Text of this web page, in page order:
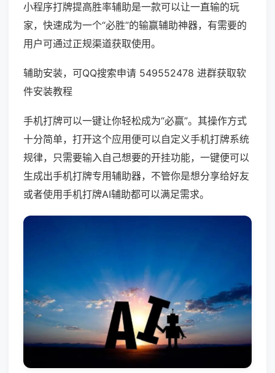
小程序打牌提高胜率辅助是一款可以让一直输的玩
家，快速成为一个“必胜”的输赢辅助神器，有需要的
用户可通过正规渠道获取使用。
辅助安装，可QQ搜索申请 549552478 进群获取软
件安装教程
手机打牌可以一键让你轻松成为“必赢”。其操作方式
十分简单，打开这个应用便可以自定义手机打牌系统
规律，只需要输入自己想要的开挂功能，一键便可以
生成出手机打牌专用辅助器，不管你是想分享给好友
或者使用手机打牌AI辅助都可以满足需求。